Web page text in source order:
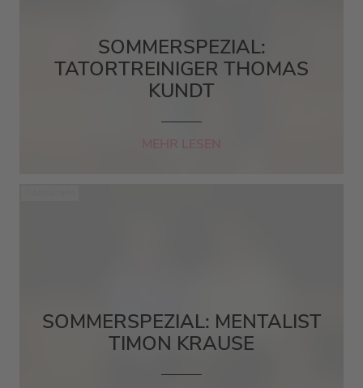
SOMMERSPEZIAL:
TATORTREINIGER THOMAS
KUNDT
MEHR LESEN
SOMMERSPEZIAL: MENTALIST
TIMON KRAUSE